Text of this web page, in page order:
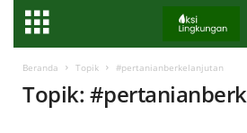
Beranda Topik #pertanianberkelanjutan
Topik: